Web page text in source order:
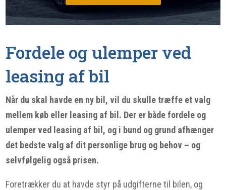
Fordele og ulemper ved
leasing af bil
Når du skal havde en ny bil, vil du skulle træffe et valg
mellem køb eller leasing af bil. Der er både fordele og
ulemper ved leasing af bil, og i bund og grund afhænger
det bedste valg af dit personlige brug og behov – og
selvfølgelig også prisen.
Foretrækker du at havde styr på udgifterne til bilen, og